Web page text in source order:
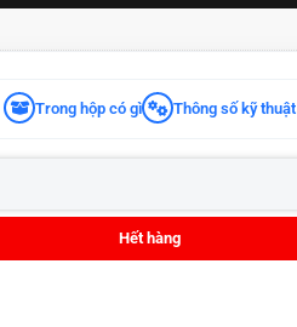
Trong hộp có gì Thông số kỹ thuật
Hết hàng